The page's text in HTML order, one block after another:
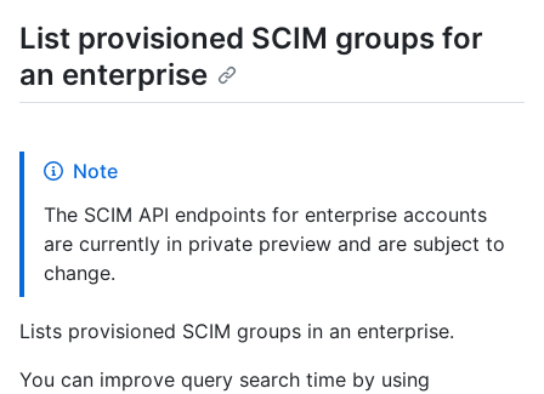
List provisioned SCIM groups for
an enterprise
Note
The SCIM API endpoints for enterprise accounts
are currently in private preview and are subject to
change.
Lists provisioned SCIM groups in an enterprise.
You can improve query search time by using